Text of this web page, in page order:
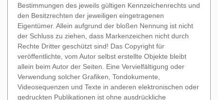
Bestimmungen des jeweils gültigen Kennzeichenrechts und
den Besitzrechten der jeweiligen eingetragenen
Eigentümer. Allein aufgrund der bloßen Nennung ist nicht
der Schluss zu ziehen, dass Markenzeichen nicht durch
Rechte Dritter geschützt sind! Das Copyright für
veröffentlichte, vom Autor selbst erstellte Objekte bleibt
allein beim Autor der Seiten. Eine Vervielfältigung oder
Verwendung solcher Grafiken, Tondokumente,
Videosequenzen und Texte in anderen elektronischen oder
gedruckten Publikationen ist ohne ausdrückliche